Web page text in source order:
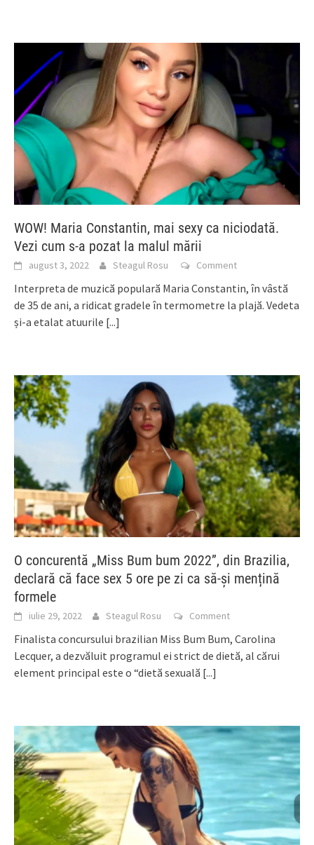
WOW! Maria Constantin, mai sexy ca niciodată.
Vezi cum s-a pozat la malul mării
august 3, 2022 Steagul Rosu Comment
Interpreta de muzică populară Maria Constantin, în vâstă
de 35 de ani, a ridicat gradele în termometre la plajă. Vedeta
și-a etalat atuurile [...]
O concurentă „Miss Bum bum 2022”, din Brazilia,
declară că face sex 5 ore pe zi ca să-și mențină
formele
iulie 29, 2022 Steagul Rosu Comment
Finalista concursului brazilian Miss Bum Bum, Carolina
Lecquer, a dezvăluit programul ei strict de dietă, al cărui
element principal este o “dietă sexuală [...]